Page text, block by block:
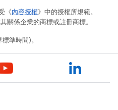
《內容授權》中的授權所規範。
關係企業的商標或註冊商標。
準時間)。